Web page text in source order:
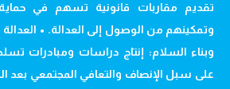
تقديم مقاربات قانونية تسهم في حماية
وتمكينهم من الوصول إلى العدالة. • العدالة
وبناء السلام: إنتاج دراسات ومبادرات
على سبل الإنصاف والتعافي المجتمعي بعد